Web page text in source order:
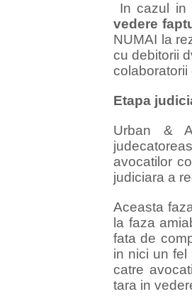
In cazul in
vedere
NUMAI la
cu debitorii
Etapa
Urban &
avocatilor
judiciara a
Aceasta
la faza
fata de
in nici un fel
catre
tara in